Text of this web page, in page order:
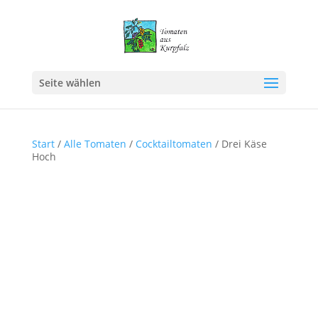
Seite wählen
Start/ Alle Tomaten / Cocktailtomaten / Drei Käse
Hoch